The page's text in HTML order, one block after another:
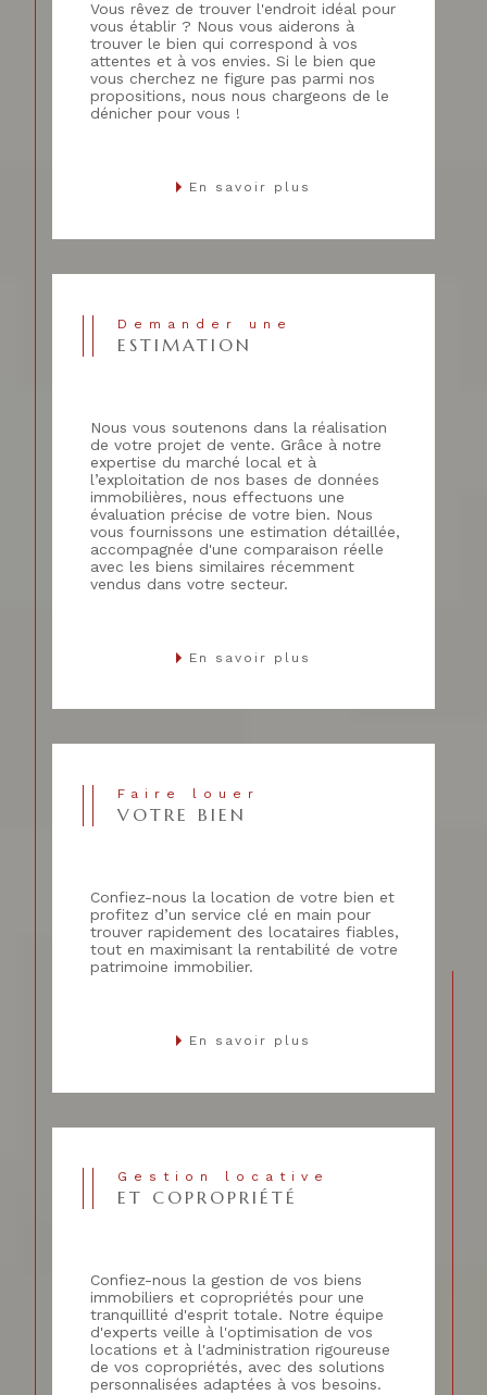
Vous rêvez de trouver l'endroit idéal pour
vous établir ? Nous vous aiderons à
trouver le bien qui correspond à vos
attentes et à vos envies. Si le bien que
vous cherchez ne figure pas parmi nos
propositions, nous nous chargeons de le
dénicher pour vous !
En savoir plus
Demander une
ESTIMATION
Nous vous soutenons dans la réalisation
de votre projet de vente. Grâce à notre
expertise du marché local et à
l’exploitation de nos bases de données
immobilières, nous effectuons une
évaluation précise de votre bien. Nous
vous fournissons une estimation détaillée,
accompagnée d'une comparaison réelle
avec les biens similaires récemment
vendus dans votre secteur.
En savoir plus
Faire louer
VOTRE BIEN
Confiez-nous la location de votre bien et
profitez d’un service clé en main pour
trouver rapidement des locataires fiables,
tout en maximisant la rentabilité de votre
patrimoine immobilier.
En savoir plus
Gestion locative
ET COPROPRIÉTÉ
Confiez-nous la gestion de vos biens
immobiliers et copropriétés pour une
tranquillité d'esprit totale. Notre équipe
d'experts veille à l'optimisation de vos
locations et à l'administration rigoureuse
de vos copropriétés, avec des solutions
personnalisées adaptées à vos besoins.